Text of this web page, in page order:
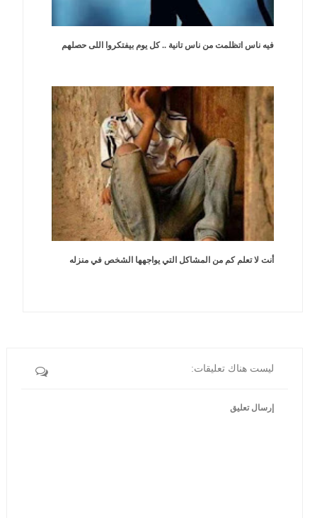
فيه ناس اتظلمت من ناس تانية .. كل يوم بيفتكروا اللى حصلهم
أنت لا تعلم كم من المشاكل التي يواجهها الشخص في منزله
ليست هناك تعليقات:
إرسال تعليق